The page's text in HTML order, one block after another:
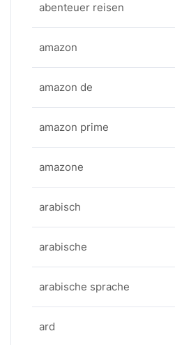
abenteuer reisen
amazon
amazon de
amazon prime
amazone
arabisch
arabische
arabische sprache
ard